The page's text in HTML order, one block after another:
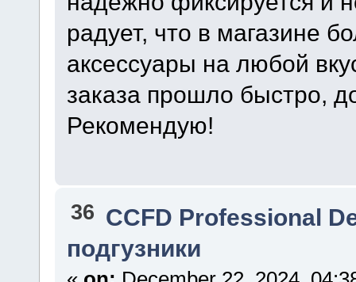
радует, что в магазине
аксессуары на любой
заказа прошло быстро,
Рекомендую!
36 CCFD Professional
подгузники